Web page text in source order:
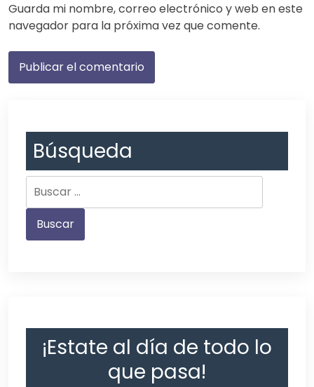
Guarda mi nombre, correo electrónico y web en este
navegador para la próxima vez que comente.
Búsqueda
¡Estate al día de todo lo
que pasa!